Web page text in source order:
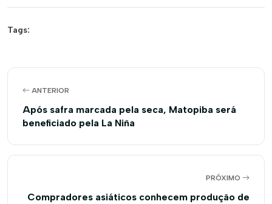
Tags:
ANTERIOR
Após safra marcada pela seca, Matopiba será
beneficiado pela La Niña
PRÓXIMO
Compradores asiáticos conhecem produção de